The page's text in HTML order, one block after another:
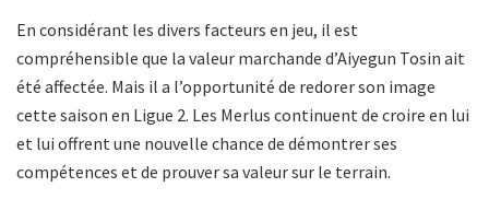
En considérant les divers facteurs en jeu, il est
compréhensible que la valeur marchande d’Aiyegun Tosin ait
été affectée. Mais il a l’opportunité de redorer son image
cette saison en Ligue 2. Les Merlus continuent de croire en lui
et lui offrent une nouvelle chance de démontrer ses
compétences et de prouver sa valeur sur le terrain.